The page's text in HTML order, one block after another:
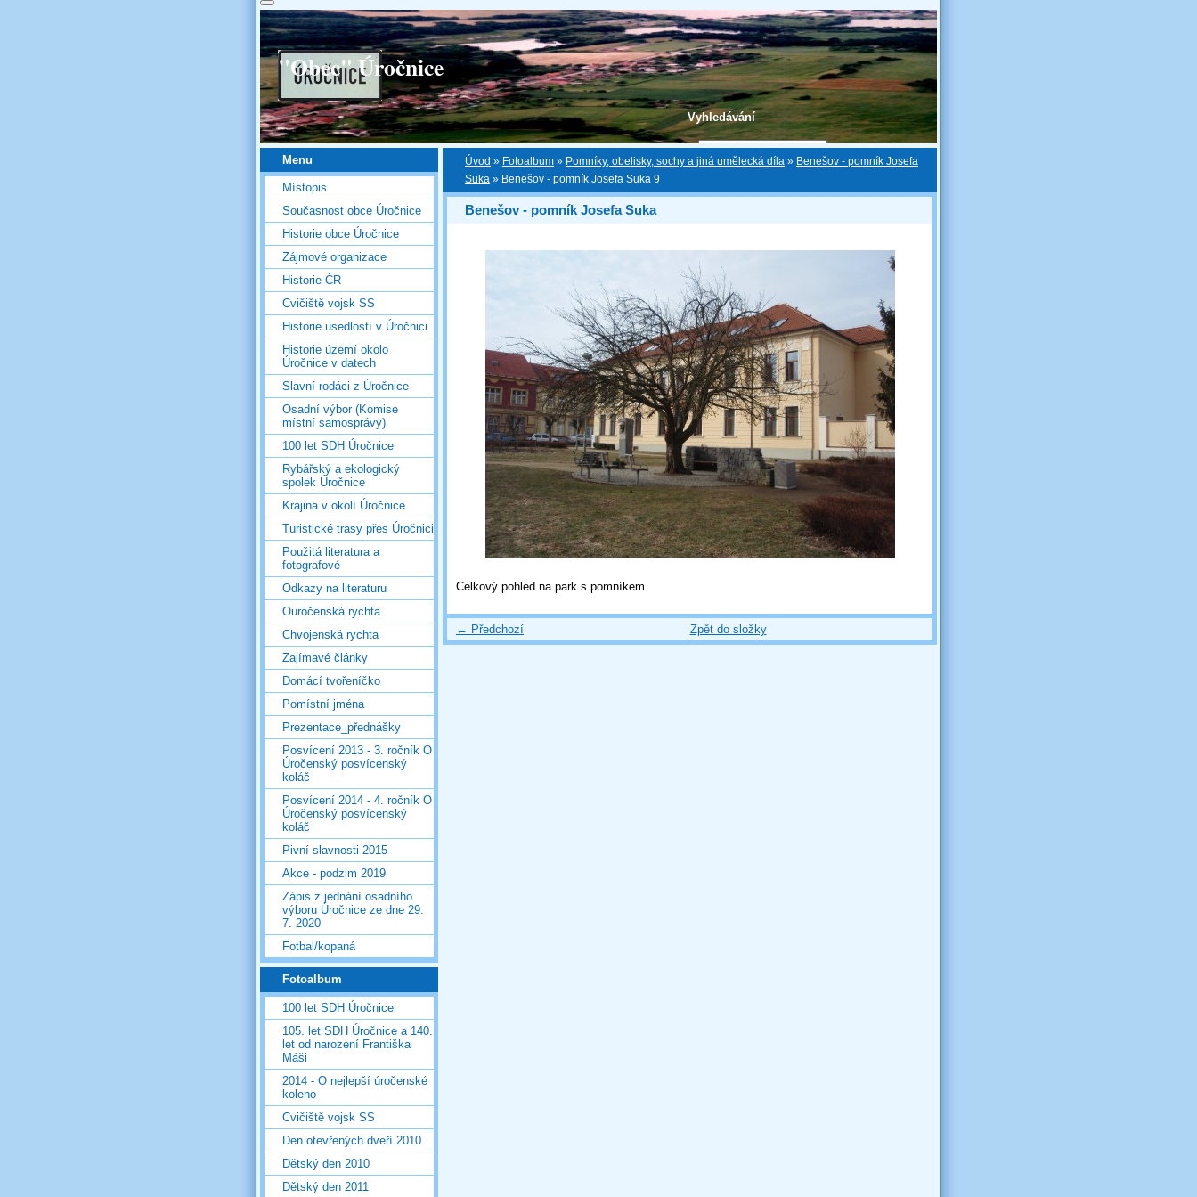
Vyhledávání
"Obec" Úročnice
Úvod » Fotoalbum » Pomníky, obelisky, sochy a jiná umělecká díla » Benešov - pomník Josefa
Suka » Benešov - pomník Josefa Suka 9
Benešov - pomník Josefa Suka
Celkový pohled na park s pomníkem
← Předchozí Zpět do složky
Menu
Místopis
Současnost obce Úročnice
Historie obce Úročnice
Zájmové organizace
Historie ČR
Cvičiště vojsk SS
Historie usedlostí v Úročnici
Historie území okolo
Úročnice v datech
Slavní rodáci z Úročnice
Osadní výbor (Komise
místní samosprávy)
100 let SDH Úročnice
Rybářský a ekologický
spolek Úročnice
Krajina v okolí Úročnice
Turistické trasy přes Úročnici
Použitá literatura a
fotografové
Odkazy na literaturu
Ouročenská rychta
Chvojenská rychta
Zajímavé články
Domácí tvořeníčko
Pomístní jména
Prezentace_přednášky
Posvícení 2013 - 3. ročník O
Úročenský posvícenský
koláč
Posvícení 2014 - 4. ročník O
Úročenský posvícenský
koláč
Pivní slavnosti 2015
Akce - podzim 2019
Zápis z jednání osadního
výboru Úročnice ze dne 29.
7. 2020
Fotbal/kopaná
Fotoalbum
100 let SDH Úročnice
105. let SDH Úročnice a 140.
let od narození Františka
Máši
2014 - O nejlepší úročenské
koleno
Cvičiště vojsk SS
Den otevřených dveří 2010
Dětský den 2010
Dětský den 2011